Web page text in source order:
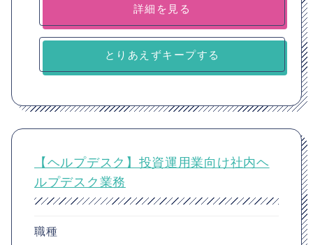
詳細を見る
とりあえずキープする
【ヘルプデスク】投資運用業向け社内ヘ
ルプデスク業務
職種